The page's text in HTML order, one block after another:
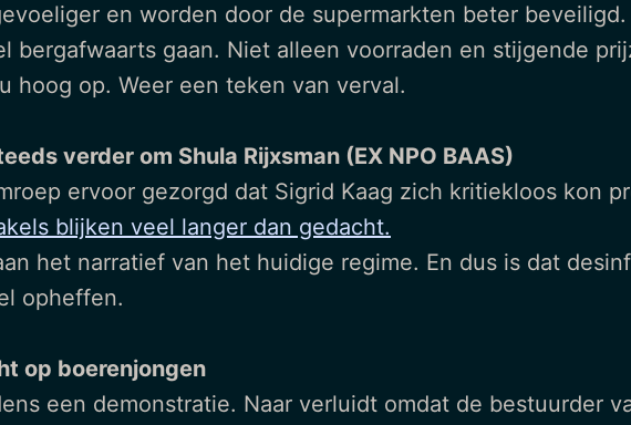
en worden door de supermarkten beter beveiligd.
bergafwaarts gaan. Niet alleen voorraden en stijgende
hoog op. Weer een teken van verval.
verder om Shula Rijxsman (EX NPO BAAS)
ervoor gezorgd dat Sigrid Kaag zich kritiekloos kon
blijken veel langer dan gedacht.
het narratief van het huidige regime. En dus is dat
opheffen.
op boerenjongen
een demonstratie. Naar verluidt omdat de bestuurder